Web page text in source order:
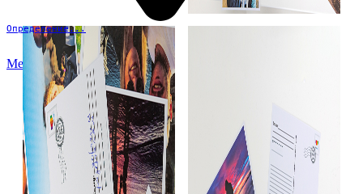
Определение...
Меню